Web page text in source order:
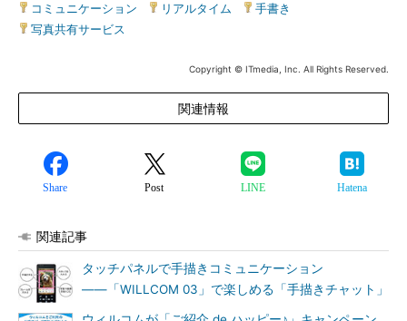
コミュニケーション
リアルタイム 手書き
写真共有サービス
Copyright © ITmedia, Inc. All Rights Reserved.
関連情報
Share Post LINE Hatena
関連記事
タッチパネルで手描きコミュニケーション
――「WILLCOM 03」で楽しめる「手描きチャット」